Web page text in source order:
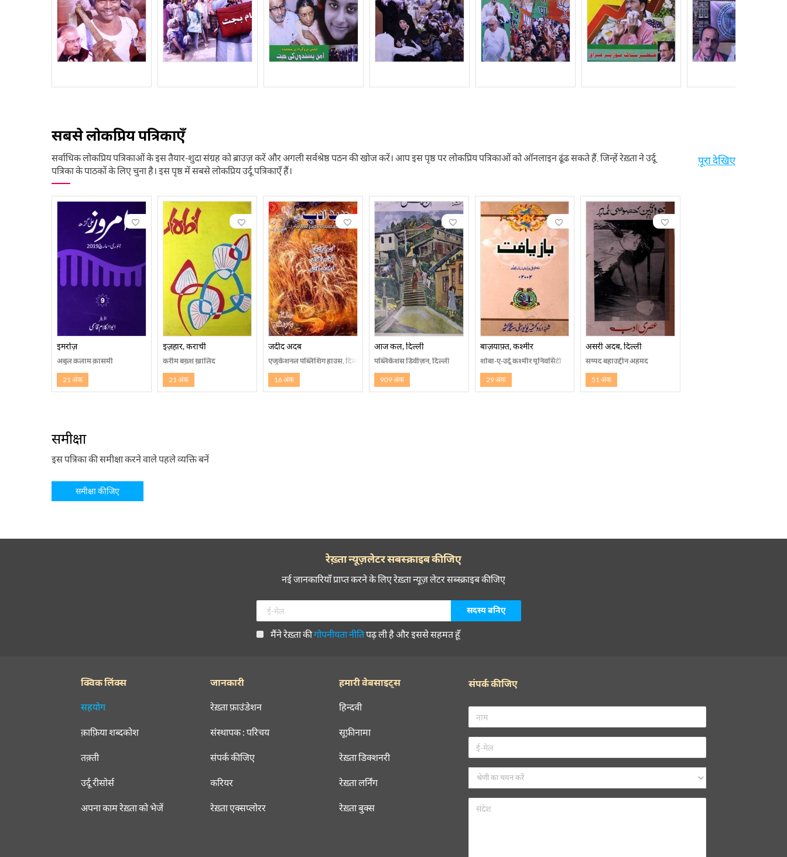
सबसे लोकप्रिय पत्रिकाएँ
सर्वाधिक लोकप्रिय पत्रिकाओं के इस तैयार-शुदा संग्रह को ब्राउज़ करें और अगली सर्वश्रेष्ठ पठन की खोज करें। आप इस पृष्ठ पर लोकप्रिय पत्रिकाओं को ऑनलाइन ढूंढ सकते हैं, जिन्हें रेख़्ता ने उर्दू
पत्रिका के पाठकों के लिए चुना है। इस पृष्ठ में सबसे लोकप्रिय उर्दू पत्रिकाएँ हैं।
पूरा देखिए
इमरोज़
अबुल कलाम क़ासमी
21 अंक
इज़हार, कराची
करीम बख़्श ख़ालिद
21 अंक
जदीद अदब
एजुकेशनल पब्लिशिंग हाउस, दिल्ली
16 अंक
आज कल, दिल्ली
पब्लिकेशंस डिवीज़न, दिल्ली
909 अंक
बाज़याफ़्त, कश्मीर
शोबा-ए-उर्दू कश्मीर यूनिवर्सिटी
29 अंक
असरी अदब, दिल्ली
सय्यद बहाउद्दीन अहमद
51 अंक
समीक्षा
इस पत्रिका की समीक्षा करने वाले पहले व्यक्ति बनें
समीक्षा कीजिए
रेख़्ता न्यूज़लेटर सबस्क्राइब कीजिए
नई जानकारियाँ प्राप्त करने के लिए रेख़्ता न्यूज़ लेटर सब्स्क्राइब कीजिए
मैंने रेख़्ता कीगोपनीयता नीतिपढ़ ली है और इससे सहमत हूँ
क्विक लिंक्स
सहयोग
क़ाफ़िया शब्दकोश
तक़्ती
उर्दू रीसोर्स
अपना काम रेख़्ता को भेजें
जानकारी
रेख़्ता फ़ाउंडेशन
संस्थापक : परिचय
संपर्क कीजिए
करियर
रेख़्ता एक्सप्लोरर
हमारी वेबसाइट्स
हिन्दवी
सूफ़ीनामा
रेख़्ता डिक्शनरी
रेख़्ता लर्निंग
रेख़्ता बुक्स
संपर्क कीजिए